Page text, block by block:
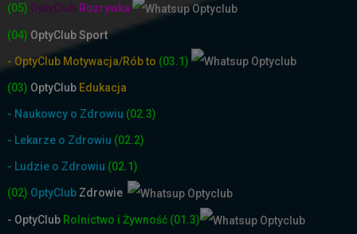
(05) OptyClub Rozrywka
(04) OptyClub Sport
- OptyClub Motywacja/Rób to (03.1)
(03) OptyClub Edukacja
- Naukowcy o Zdrowiu (02.3)
- Lekarze o Zdrowiu (02.2)
- Ludzie o Zdrowiu (02.1)
(02) OptyClub Zdrowie
- OptyClub Rolnictwo i Żywność (01.3)